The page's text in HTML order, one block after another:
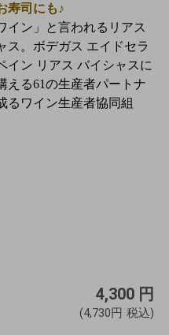
寿司にも♪
イン」と言われるリアス
ス。 ボデガス エイドセラ
イン リアス バイシャスに
える61の生産者パートナ
るワイン生産者協同組
4,300 円
(4,730円 税込)